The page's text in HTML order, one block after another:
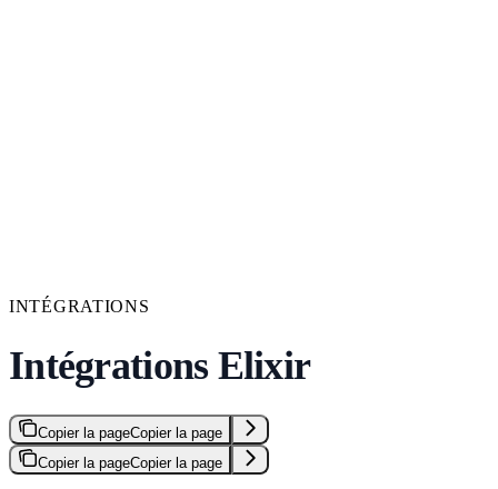
INTÉGRATIONS
Intégrations Elixir
Copier la pageCopier la page
Copier la pageCopier la page